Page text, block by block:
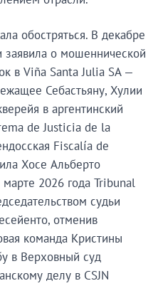
обостряться. В декабре
заявила о мошеннической
в Viña Santa Julia SA —
Себастьяну, Хулии
в аргентинский
de Justicia de la
Fiscalía de
Хосе Альберто
2026 года Tribunal
судьи
отменив
команда Кристины
в Верховный суд
делу в CSJN